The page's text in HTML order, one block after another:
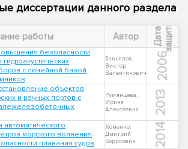
диссертации данного раздела
работы Автор Д
а
т
а
з
а
щ
и
т ы
безопасности
с линейной базой
Завьялов,
Виктор
Валентинович
2006
объектов
и речных портов с
Румянцева,
Ирина
Алексеевна
2013
автоматического
морского волнения
плавания судов
Хоменко,
Дмитрий
Борисович
2014